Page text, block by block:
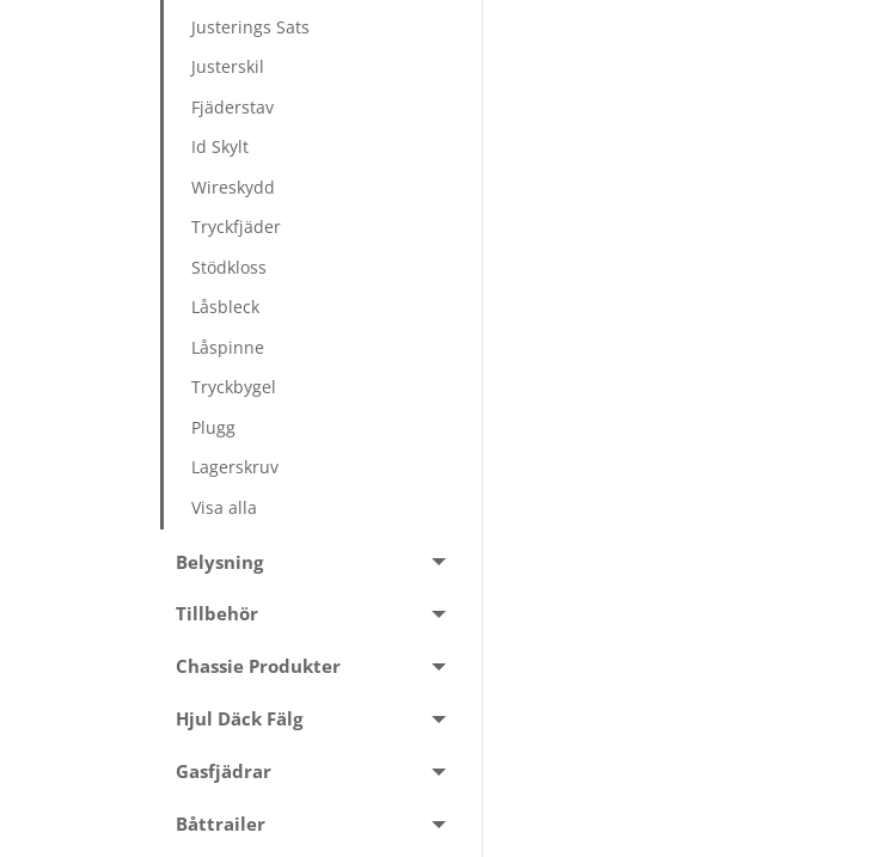
Justerings Sats
Justerskil
Fjäderstav
Id Skylt
Wireskydd
Tryckfjäder
Stödkloss
Låsbleck
Låspinne
Tryckbygel
Plugg
Lagerskruv
Visa alla
Belysning
Tillbehör
Chassie Produkter
Hjul Däck Fälg
Gasfjädrar
Båttrailer